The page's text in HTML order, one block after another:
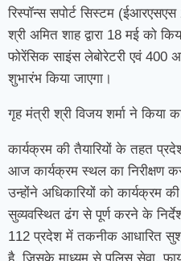
रिस्पॉन्स सपोर्ट सिस्टम
श्री अमित शाह द्वारा 18 मई को
फोरेंसिक साइंस लेबोरेटरी एवं 400
शुभारंभ किया जाएगा।
गृह मंत्री श्री विजय शर्मा ने किया
कार्यक्रम की तैयारियों के तहत
आज कार्यक्रम स्थल का निरीक्षण
उन्होंने अधिकारियों को कार्यक्रम
सुव्यवस्थित ढंग से पूर्ण करने के
112 प्रदेश में तकनीक आधारित